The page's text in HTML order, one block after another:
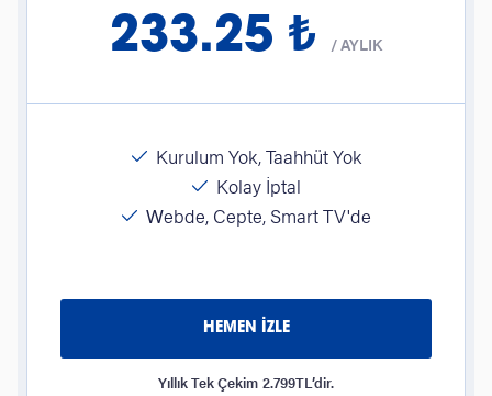
233.25 ₺ /AYLIK
Kurulum Yok, Taahhüt Yok
Kolay İptal
Webde, Cepte, Smart TV'de
HEMEN İZLE
Yıllık Tek Çekim 2.799TL’dir.